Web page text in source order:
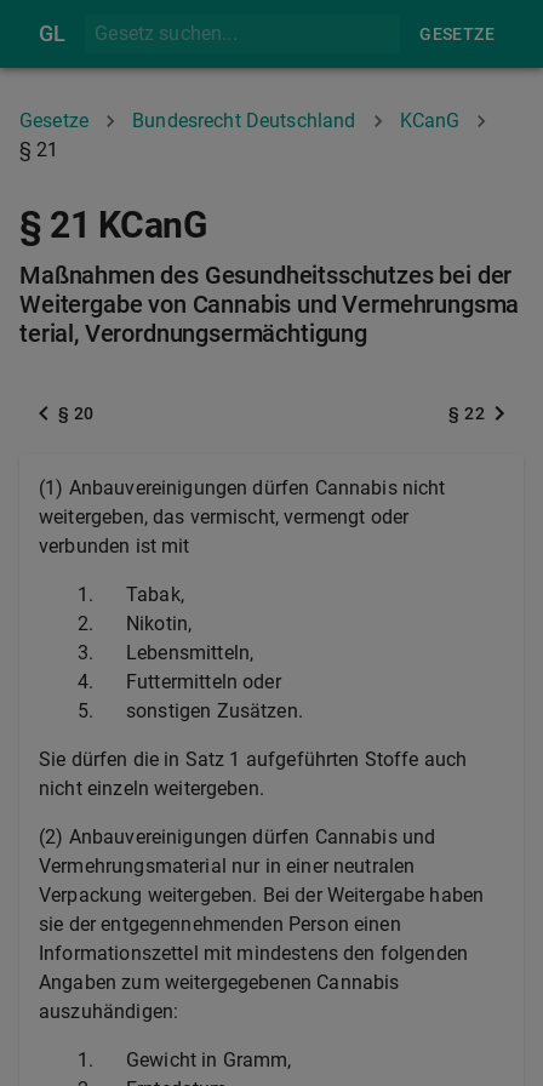
GL GESETZE
Gesetze Bundesrecht Deutschland
KCanG
§ 21
§ 21 KCanG
Maßnahmen des Gesundheitsschutzes bei der
Weitergabe von Cannabis und Vermehrungsma
terial, Verordnungsermächtigung
§ 20 § 22
(1) Anbauvereinigungen dürfen Cannabis nicht
weitergeben, das vermischt, vermengt oder
verbunden ist mit
1.
Tabak,
2.
Nikotin,
3.
Lebensmitteln,
4.
Futtermitteln oder
5.
sonstigen Zusätzen.
Sie dürfen die in Satz 1 aufgeführten Stoffe auch
nicht einzeln weitergeben.
(2) Anbauvereinigungen dürfen Cannabis und
Vermehrungsmaterial nur in einer neutralen
Verpackung weitergeben. Bei der Weitergabe haben
sie der entgegennehmenden Person einen
Informationszettel mit mindestens den folgenden
Angaben zum weitergegebenen Cannabis
auszuhändigen:
1.
Gewicht in Gramm,